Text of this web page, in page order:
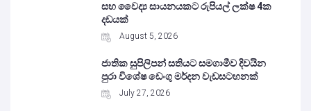
සහ වෛද්‍ය සායනයකට රුපියල් ලක්ෂ 4ක
දඩයක්
August 5, 2026
ජාතික සුපිලිපන් සතියට සමගාමීව දිවයින
පුරා විශේෂ ඩෙංගු මර්දන වැඩසටහනක්
July 27, 2026